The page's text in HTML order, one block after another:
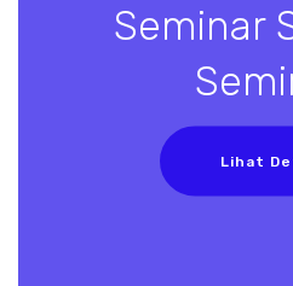
Seminar
Lihat